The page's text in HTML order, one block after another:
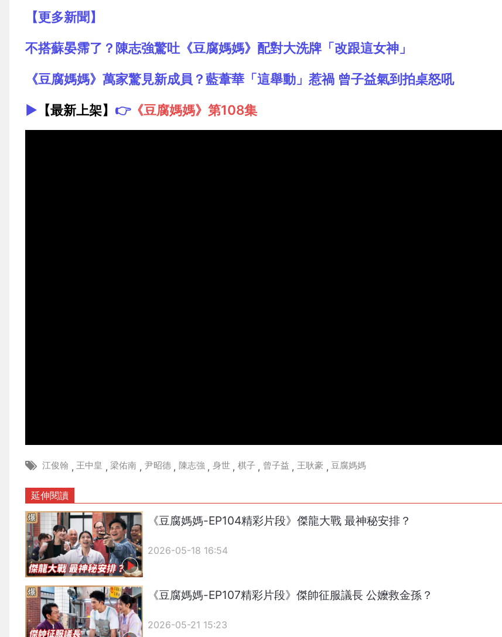
【更多新聞】
不搭蘇晏霈了？陳志強驚吐《豆腐媽媽》配對大洗牌「改跟這女神」
《豆腐媽媽》萬家驚見新成員？藍葦華「這舉動」惹禍 曾子益氣到拍桌怒吼
▶️ 【最新上架】 👉《豆腐媽媽》第108集
江俊翰 , 王中皇 , 梁佑南 , 尹昭德 , 陳志強 , 身世 , 棋子 , 曾子益 , 王耿豪 , 豆腐媽媽
延伸閱讀
《豆腐媽媽-EP104精彩片段》傑龍大戰 最神秘安排？
2026-05-18 16:54
《豆腐媽媽-EP107精彩片段》傑帥征服議長 公嬤救金孫？
2026-05-21 15:23